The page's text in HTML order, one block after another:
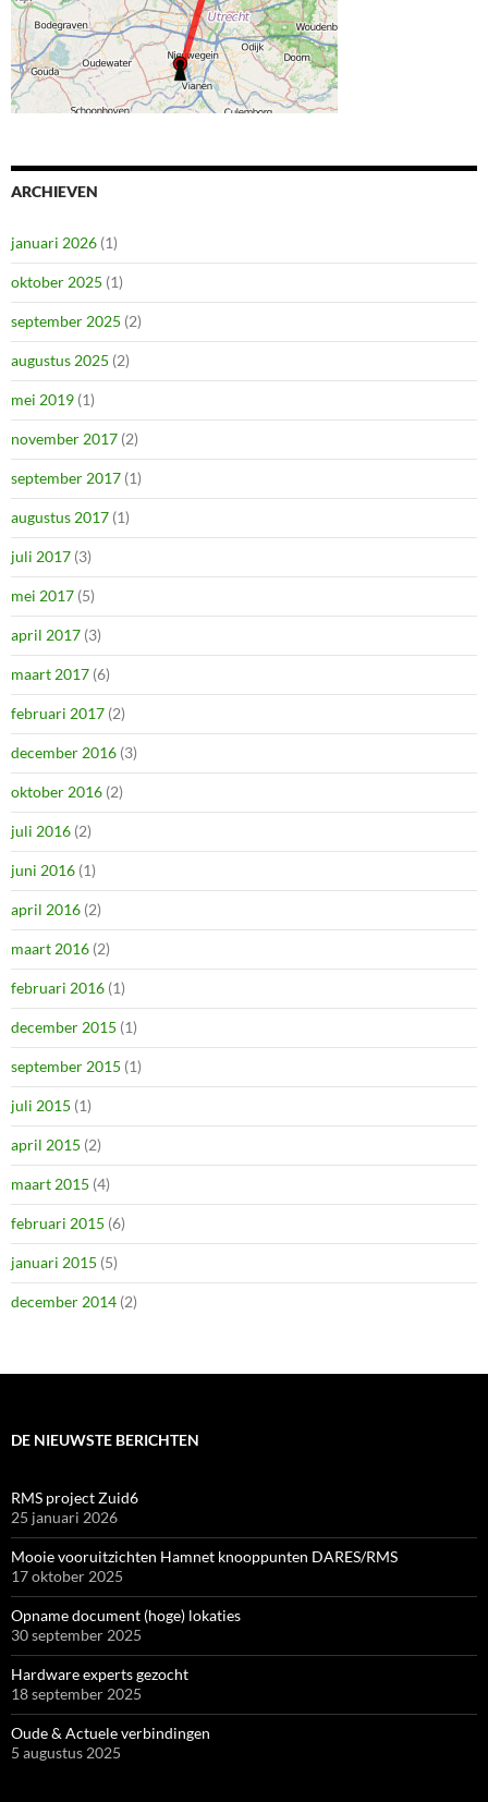
ARCHIEVEN
januari 2026 (1)
oktober 2025 (1)
september 2025 (2)
augustus 2025 (2)
mei 2019 (1)
november 2017 (2)
september 2017 (1)
augustus 2017 (1)
juli 2017 (3)
mei 2017 (5)
april 2017 (3)
maart 2017 (6)
februari 2017 (2)
december 2016 (3)
oktober 2016 (2)
juli 2016 (2)
juni 2016 (1)
april 2016 (2)
maart 2016 (2)
februari 2016 (1)
december 2015 (1)
september 2015 (1)
juli 2015 (1)
april 2015 (2)
maart 2015 (4)
februari 2015 (6)
januari 2015 (5)
december 2014 (2)
DE NIEUWSTE BERICHTEN
RMS project Zuid6
25 januari 2026
Mooie vooruitzichten Hamnet knooppunten DARES/RMS
17 oktober 2025
Opname document (hoge) lokaties
30 september 2025
Hardware experts gezocht
18 september 2025
Oude & Actuele verbindingen
5 augustus 2025